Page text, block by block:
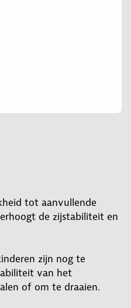
tot aanvullende
de zijstabiliteit en
zijn nog te
van het
of om te draaien.